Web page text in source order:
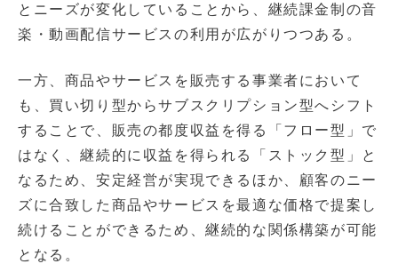
とニーズが変化していることから、継続課金制の音
楽・動画配信サービスの利用が広がりつつある。
一方、商品やサービスを販売する事業者において
も、買い切り型からサブスクリプション型へシフト
することで、販売の都度収益を得る「フロー型」で
はなく、継続的に収益を得られる「ストック型」と
なるため、安定経営が実現できるほか、顧客のニー
ズに合致した商品やサービスを最適な価格で提案し
続けることができるため、継続的な関係構築が可能
となる。